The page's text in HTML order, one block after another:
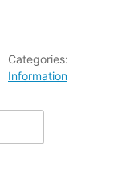
Categories:
Information